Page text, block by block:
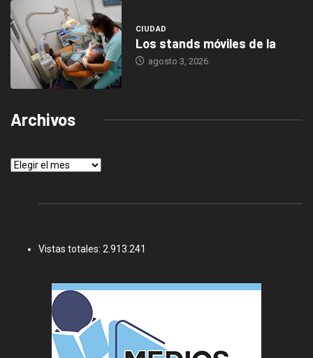
CIUDAD
Los stands móviles de la
agosto 3, 2026
Archivos
Archivos
Vistas totales: 2.913.241